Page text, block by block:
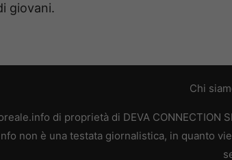
giovani.
Chi
di proprietà di DEVA CONNECTION
non è una testata giornalistica, in quanto